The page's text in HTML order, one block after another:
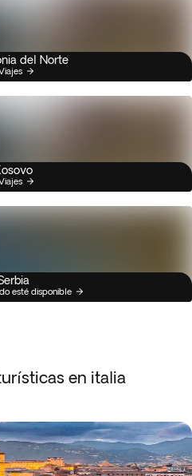
del Norte
esté disponible
en italia